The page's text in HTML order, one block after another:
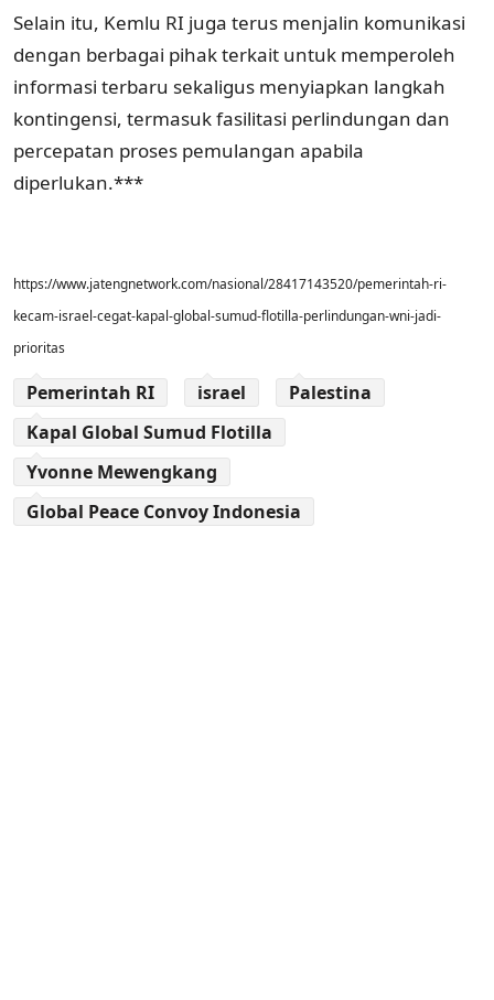
Selain itu, Kemlu RI juga terus menjalin komunikasi
dengan berbagai pihak terkait untuk memperoleh
informasi terbaru sekaligus menyiapkan langkah
kontingensi, termasuk fasilitasi perlindungan dan
percepatan proses pemulangan apabila
diperlukan.***
https://www.jatengnetwork.com/nasional/28417143520/pemerintah-ri-
kecam-israel-cegat-kapal-global-sumud-flotilla-perlindungan-wni-jadi-
prioritas
Pemerintah RI israel
Palestina
Kapal Global Sumud Flotilla
Yvonne Mewengkang
Global Peace Convoy Indonesia